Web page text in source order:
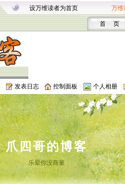
设万维读者为首页 万维
首 页
发表日志 控制面板 个人相册
爪四哥的博客
乐晕你没商量